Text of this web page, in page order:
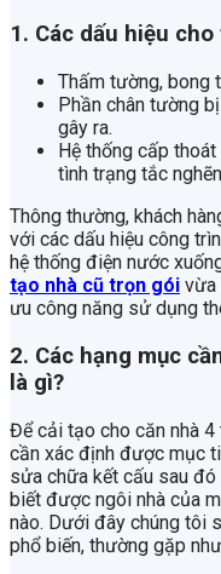
1. Các dấu hiệu
Thấm tường, bong
Phần chân tường
gây ra.
Hệ thống cấp
tình trạng tắc
Thông thường, khách
với các dấu hiệu công
hệ thống điện nước
tạo nhà cũ trọn gói vừa
ưu công năng sử dụng
2. Các hạng mục
là gì?
Để cải tạo cho căn nhà
cần xác định được mục
sửa chữa kết cấu sau
biết được ngôi nhà của
nào. Dưới đây chúng tôi
phổ biến, thường gặp